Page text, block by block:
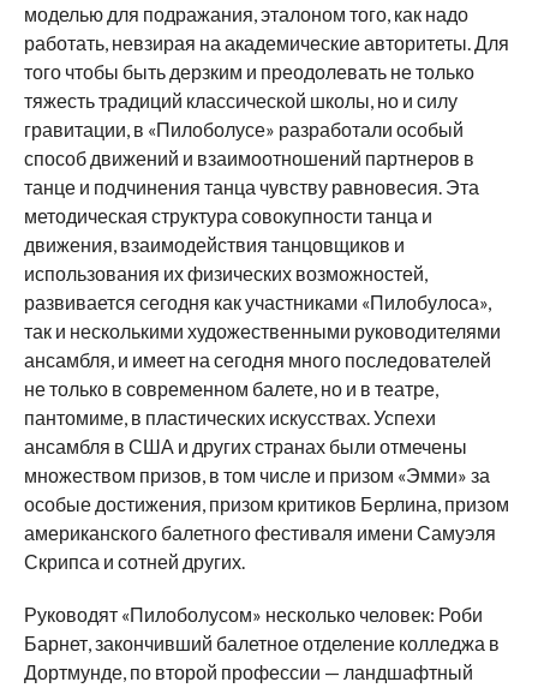
моделью для подражания, эталоном того, как надо
работать, невзирая на академические авторитеты. Для
того чтобы быть дерзким и преодолевать не только
тяжесть традиций классической школы, но и силу
гравитации, в «Пилоболусе» разработали особый
способ движений и взаимоотношений партнеров в
танце и подчинения танца чувству равновесия. Эта
методическая структура совокупности танца и
движения, взаимодействия танцовщиков и
использования их физических возможностей,
развивается сегодня как участниками «Пилобулоса»,
так и несколькими художественными руководителями
ансамбля, и имеет на сегодня много последователей
не только в современном балете, но и в театре,
пантомиме, в пластических искусствах. Успехи
ансамбля в США и других странах были отмечены
множеством призов, в том числе и призом «Эмми» за
особые достижения, призом критиков Берлина, призом
американского балетного фестиваля имени Самуэля
Скрипса и сотней других.
Руководят «Пилоболусом» несколько человек: Роби
Барнет, закончивший балетное отделение колледжа в
Дортмунде, по второй профессии — ландшафтный